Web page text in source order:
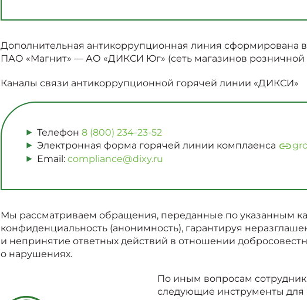
Дополнительная антикоррупционная линия сформирована
ПАО «Магнит» — АО «ДИКСИ Юг» (сеть магазинов розничной
Каналы связи антикоррупционной горячей линии «ДИКСИ»
Телефон 8 (800) 234-23-52
Электронная форма горячей линии комплаенса
Email: compliance@dixy.ru
Мы рассматриваем обращения, переданные по указанным
конфиденциальность (анонимность), гарантируя
и непринятие ответных действий в отношении
о нарушениях.
По иным вопросам
следующие инструменты для